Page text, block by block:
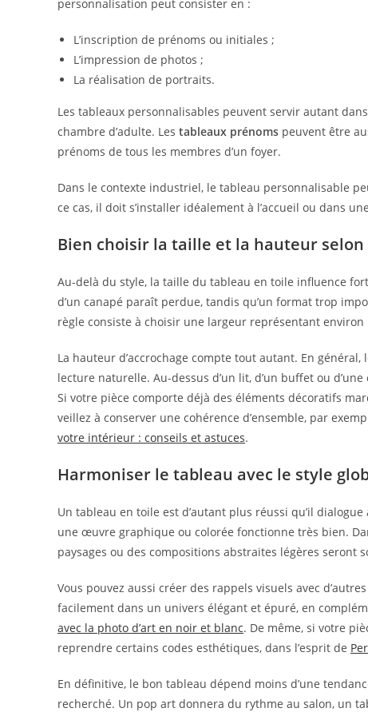
personnalisation peut consister en :
L’inscription de prénoms ou initiales ;
L’impression de photos ;
La réalisation de portraits.
Les tableaux personnalisables peuvent servir autant
chambre d’adulte. Les tableaux prénoms peuvent être
prénoms de tous les membres d’un foyer.
Dans le contexte industriel, le tableau personnalisable
ce cas, il doit s’installer idéalement à l’accueil ou dans
Bien choisir la taille et la hauteur selon
Au-delà du style, la taille du tableau en toile influence
d’un canapé paraît perdue, tandis qu’un format trop
règle consiste à choisir une largeur représentant
La hauteur d’accrochage compte tout autant. En
lecture naturelle. Au-dessus d’un lit, d’un buffet ou
Si votre pièce comporte déjà des éléments décoratifs
veillez à conserver une cohérence d’ensemble, par
votre intérieur : conseils et astuces.
Harmoniser le tableau avec le style
Un tableau en toile est d’autant plus réussi qu’il
une œuvre graphique ou colorée fonctionne très bien.
paysages ou des compositions abstraites légères seront
Vous pouvez aussi créer des rappels visuels avec
facilement dans un univers élégant et épuré, en
avec la photo d’art en noir et blanc. De même, si votre
reprendre certains codes esthétiques, dans l’esprit de
En définitive, le bon tableau dépend moins d’une
recherché. Un pop art donnera du rythme au salon, un